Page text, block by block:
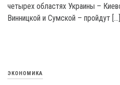
четырех областях Украины –
Винницкой и Сумской – пройдут […]
ЭКОНОМИКА